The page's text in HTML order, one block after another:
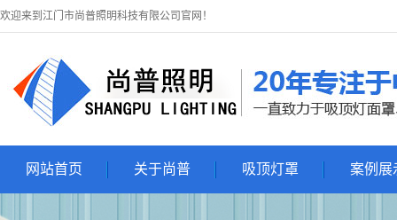
欢迎来到江门市尚普照明科技有限公司官网！
网站首页 关于尚普 吸顶灯罩 案例展